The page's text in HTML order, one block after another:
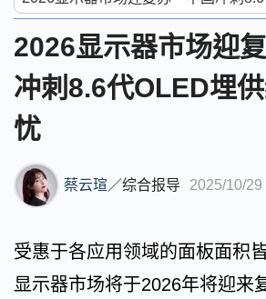
2026显示器市场迎
冲刺8.6代OLED埋
忧
蔡云瑄／综合报导 2025/10/29
受惠于各应用领域的面板面积
显示器市场将于2026年将迎来